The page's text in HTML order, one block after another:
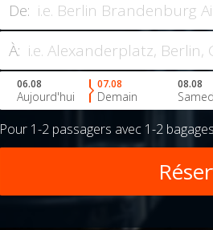
De:
À:
06.08
Aujourd'hui
07.08
Demain
08.08
Pour 1-2 passagers avec 1-2 bagages